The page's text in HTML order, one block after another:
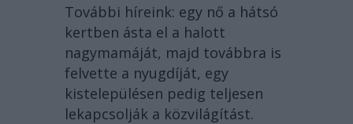
További híreink: egy nő a hátsó
kertben ásta el a halott
nagymamáját, majd továbbra is
felvette a nyugdíját, egy
kistelepülésen pedig teljesen
lekapcsolják a közvilágítást.